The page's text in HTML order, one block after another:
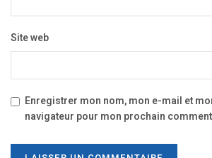
Site web
Enregistrer mon nom, mon e-mail et
navigateur pour mon prochain